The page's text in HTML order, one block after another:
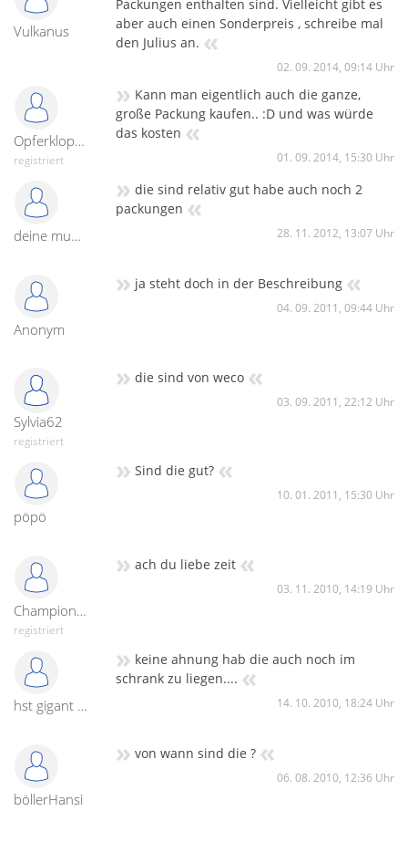
Vulkanus
Packungen enthalten sind. Vielleicht gibt es
aber auch einen Sonderpreis , schreibe mal
den Julius an. «
02. 09. 2014, 09:14 Uhr
Opferklopfer337
registriert
» Kann man eigentlich auch die ganze,
große Packung kaufen.. :D und was würde
das kosten «
01. 09. 2014, 15:30 Uhr
deine mudda mag feuerwerk
» die sind relativ gut habe auch noch 2
packungen «
28. 11. 2012, 13:07 Uhr
Anonym
» ja steht doch in der Beschreibung «
04. 09. 2011, 09:44 Uhr
Sylvia62
registriert
» die sind von weco «
03. 09. 2011, 22:12 Uhr
pöpö
» Sind die gut? «
10. 01. 2011, 15:30 Uhr
Champion234
registriert
» ach du liebe zeit «
03. 11. 2010, 14:19 Uhr
hst gigant maroon
» keine ahnung hab die auch noch im
schrank zu liegen.... «
14. 10. 2010, 18:24 Uhr
böllerHansi
» von wann sind die ? «
06. 08. 2010, 12:36 Uhr